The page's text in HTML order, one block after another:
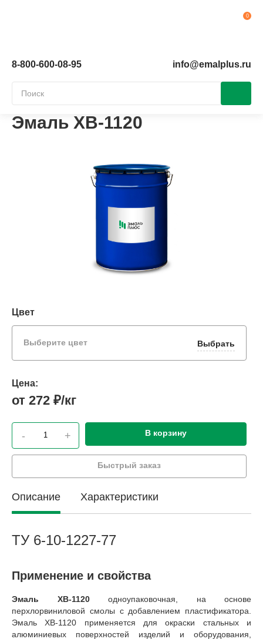
8-800-600-08-95 info@emalplus.ru
Эмаль ХВ-1120
Цвет
Выберите цвет Выбрать
Цена:
от 272 ₽/кг
- + В корзину
Быстрый заказ
Описание Характеристики
ТУ 6-10-1227-77
Применение и свойства
Эмаль ХВ-1120одноупаковочная, на основе
перхлорвиниловой смолы с добавлением пластификатора.
Эмаль ХВ-1120 применяется для окраски стальных и
алюминиевых поверхностей изделий и оборудования,